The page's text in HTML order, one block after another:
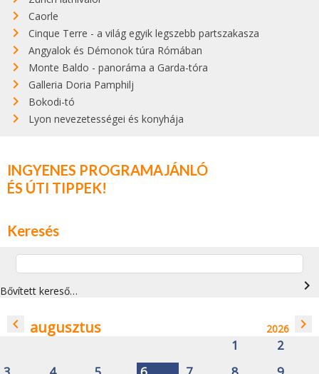
Caorle
Cinque Terre - a világ egyik legszebb partszakasza
Angyalok és Démonok túra Rómában
Monte Baldo - panoráma a Garda-tóra
Galleria Doria Pamphilj
Bokodi-tó
Lyon nevezetességei és konyhája
INGYENES PROGRAMAJÁNLÓ
ÉS ÚTI TIPPEK!
Keresés
Bővített kereső… navigate_next
navigate_before augusztus 2026 navigate_next
1
2